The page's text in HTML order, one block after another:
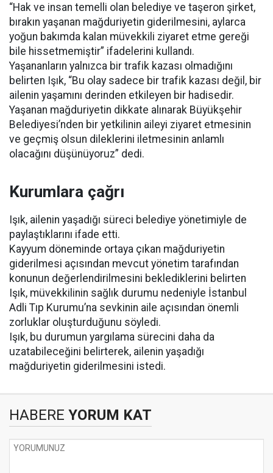
“Hak ve insan temelli olan belediye ve taşeron şirket,
bırakın yaşanan mağduriyetin giderilmesini, aylarca
yoğun bakımda kalan müvekkili ziyaret etme gereği
bile hissetmemiştir” ifadelerini kullandı.
Yaşananların yalnızca bir trafik kazası olmadığını
belirten Işık, “Bu olay sadece bir trafik kazası değil, bir
ailenin yaşamını derinden etkileyen bir hadisedir.
Yaşanan mağduriyetin dikkate alınarak Büyükşehir
Belediyesi’nden bir yetkilinin aileyi ziyaret etmesinin
ve geçmiş olsun dileklerini iletmesinin anlamlı
olacağını düşünüyoruz” dedi.
Kurumlara çağrı
Işık, ailenin yaşadığı süreci belediye yönetimiyle de
paylaştıklarını ifade etti.
Kayyum döneminde ortaya çıkan mağduriyetin
giderilmesi açısından mevcut yönetim tarafından
konunun değerlendirilmesini beklediklerini belirten
Işık, müvekkilinin sağlık durumu nedeniyle İstanbul
Adli Tıp Kurumu’na sevkinin aile açısından önemli
zorluklar oluşturduğunu söyledi.
Işık, bu durumun yargılama sürecini daha da
uzatabileceğini belirterek, ailenin yaşadığı
mağduriyetin giderilmesini istedi.
HABERE YORUM KAT